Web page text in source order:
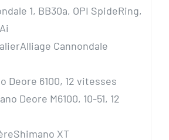
1, BB30a, OPI SpideRing,
Alliage Cannondale
Deore 6100, 12 vitesses
Deore M6100, 10-51, 12
Shimano XT